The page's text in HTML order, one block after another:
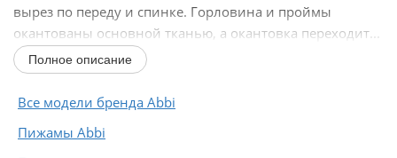
вырез по переду и спинке. Горловина и проймы
окантованы основной тканью, а окантовка переходит...
Полное описание
Все модели бренда Abbi
Пижамы Abbi